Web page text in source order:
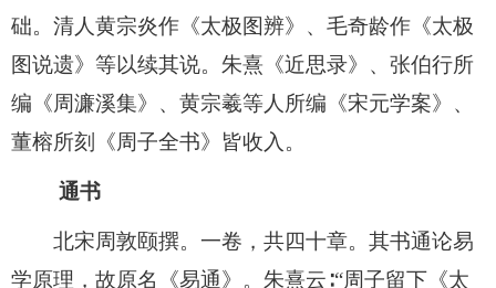
础。清人黄宗炎作《太极图辨》、毛奇龄作《太极
图说遗》等以续其说。朱熹《近思录》、张伯行所
编《周濂溪集》、黄宗羲等人所编《宋元学案》、
董榕所刻《周子全书》皆收入。
通书
北宋周敦颐撰。一卷，共四十章。其书通论易
学原理，故原名《易通》。朱熹云∶“周子留下《太